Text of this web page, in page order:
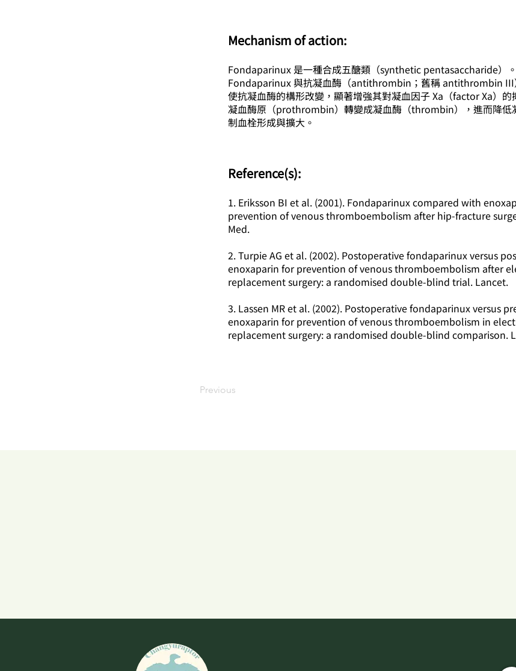
Mechanism of action:
Fondaparinux 是一種合成五醣類（synthetic pentasaccharide）。
Fondaparinux 與抗凝血酶（antithrombin；舊稱 antithrombin III
使抗凝血酶的構形改變，顯著增強其對凝血因子 Xa（factor Xa）的
凝血酶原（prothrombin）轉變成凝血酶（thrombin），進而降低
制血栓形成與擴大。
​Reference(s):
1. Eriksson BI et al. (2001). Fondaparinux compared with
prevention of venous thromboembolism after hip-fracture
Med.
2. Turpie AG et al. (2002). Postoperative fondaparinux versus
enoxaparin for prevention of venous thromboembolism after
replacement surgery: a randomised double-blind trial. Lancet.
3. Lassen MR et al. (2002). Postoperative fondaparinux versus
enoxaparin for prevention of venous thromboembolism in
replacement surgery: a randomised double-blind comparison.
Previous